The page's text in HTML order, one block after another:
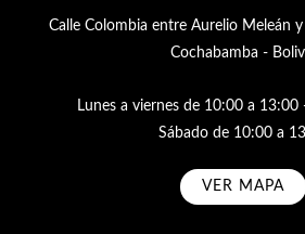
Calle Colombia entre Aurelio Meleán
Cochabamba -
Lunes a viernes de 10:00 a
Sábado de 10:00 a
VER MAPA